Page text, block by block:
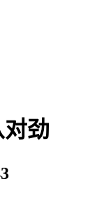
劲